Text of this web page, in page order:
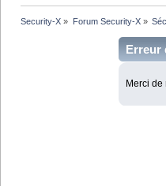
Security-X » Forum Security-X»
Erreur
Merci